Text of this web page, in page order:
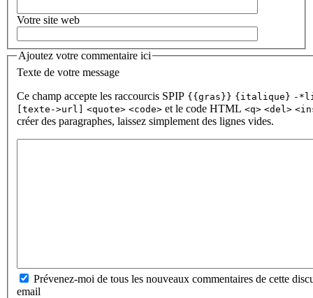
Votre site web
Ajoutez votre commentaire ici
Texte de votre message
Ce champ accepte les raccourcis SPIP {{gras}} {italique} -
[texte->url] <quote> <code> et le code HTML <q> <del>
créer des paragraphes, laissez simplement des lignes vides.
Prévenez-moi de tous les nouveaux commentaires de cette
email